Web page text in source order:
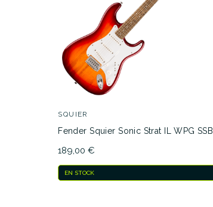
FORMA DEL CUERPO
SQUIER
Fender Squier Sonic Strat IL WPG SSB
189,00 €
EN STOCK